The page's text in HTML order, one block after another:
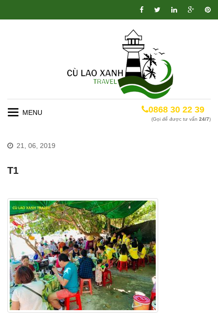
Toggle
0868 30 22 39
(Gọi để được tư vấn 24/7)
21, 06, 2019
T1